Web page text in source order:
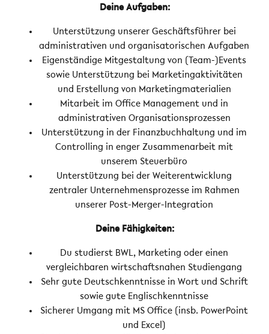
Deine Aufgaben:
Unterstützung unserer Geschäftsführer bei
administrativen und organisatorischen Aufgaben
Eigenständige Mitgestaltung von (Team-)Events
sowie Unterstützung bei Marketingaktivitäten
und Erstellung von Marketingmaterialien
Mitarbeit im Office Management und in
administrativen Organisationsprozessen
Unterstützung in der Finanzbuchhaltung und im
Controlling in enger Zusammenarbeit mit
unserem Steuerbüro
Unterstützung bei der Weiterentwicklung
zentraler Unternehmensprozesse im Rahmen
unserer Post-Merger-Integration
Deine Fähigkeiten:
Du studierst BWL, Marketing oder einen
vergleichbaren wirtschaftsnahen Studiengang
Sehr gute Deutschkenntnisse in Wort und Schrift
sowie gute Englischkenntnisse
Sicherer Umgang mit MS Office (insb. PowerPoint
und Excel)